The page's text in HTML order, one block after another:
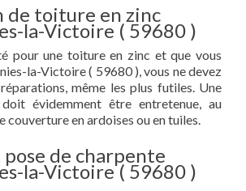
de toiture en zinc
la-Victoire ( 59680 )
pour une toiture en zinc et que vous
la-Victoire ( 59680 ), vous ne devez
même les plus futiles. Une
évidemment être entretenue, au
couverture en ardoises ou en tuiles.
de charpente
la-Victoire ( 59680 )